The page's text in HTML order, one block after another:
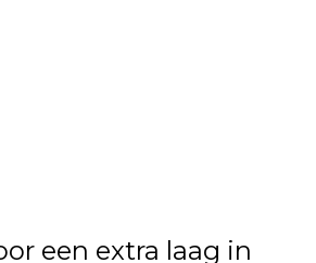
een extra laag in